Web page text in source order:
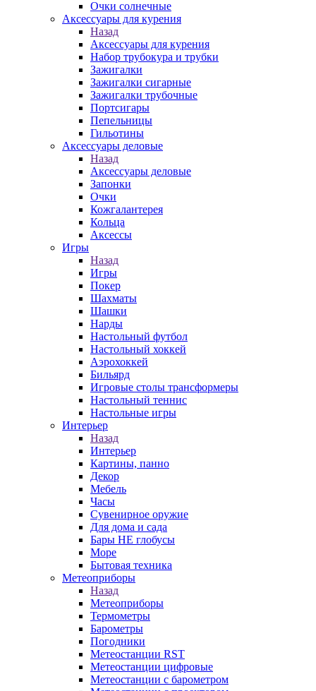
Очки солнечные
Аксессуары для курения
Назад
Аксессуары для курения
Набор трубокура и трубки
Зажигалки
Зажигалки сигарные
Зажигалки трубочные
Портсигары
Пепельницы
Гильотины
Аксессуары деловые
Назад
Аксессуары деловые
Запонки
Очки
Кожгалантерея
Кольца
Аксессы
Игры
Назад
Игры
Покер
Шахматы
Шашки
Нарды
Настольный футбол
Настольный хоккей
Аэрохоккей
Бильярд
Игровые столы трансформеры
Настольный теннис
Настольные игры
Интерьер
Назад
Интерьер
Картины, панно
Декор
Мебель
Часы
Сувенирное оружие
Для дома и сада
Бары НЕ глобусы
Море
Бытовая техника
Метеоприборы
Назад
Метеоприборы
Термометры
Барометры
Погодники
Метеостанции RST
Метеостанции цифровые
Метеостанции с барометром